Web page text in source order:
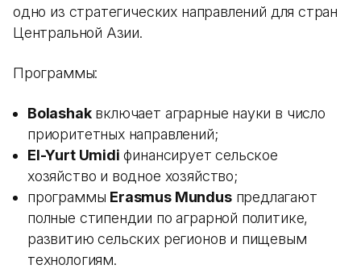
одно из стратегических направлений для стран
Центральной Азии.
Программы:
Bolashakвключает аграрные науки в число
приоритетных направлений;
El-Yurt Umidi финансирует сельское
хозяйство и водное хозяйство;
программы Erasmus Mundusпредлагают
полные стипендии по аграрной политике,
развитию сельских регионов и пищевым
технологиям.